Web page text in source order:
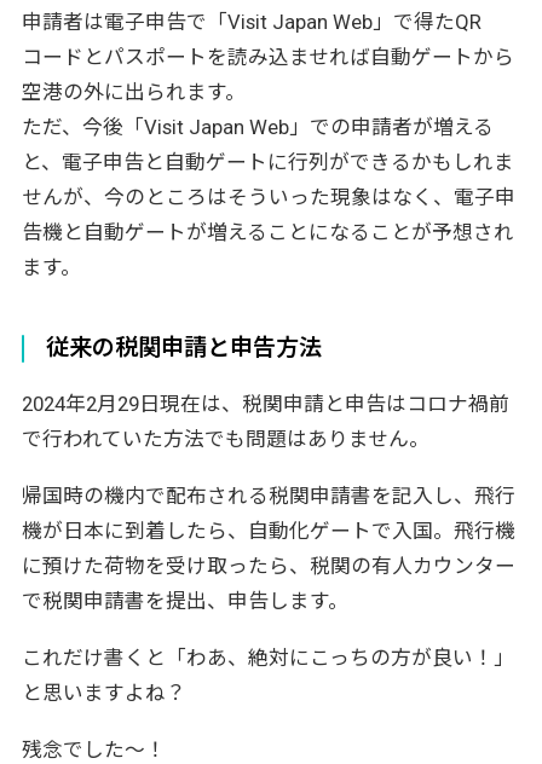
申請者は電子申告で「Visit Japan Web」で得たQR
コードとパスポートを読み込ませれば自動ゲートから
空港の外に出られます。
ただ、今後「Visit Japan Web」での申請者が増える
と、電子申告と自動ゲートに行列ができるかもしれま
せんが、今のところはそういった現象はなく、電子申
告機と自動ゲートが増えることになることが予想され
ます。
従来の税関申請と申告方法
2024年2月29日現在は、税関申請と申告はコロナ禍前
で行われていた方法でも問題はありません。
帰国時の機内で配布される税関申請書を記入し、飛行
機が日本に到着したら、自動化ゲートで入国。飛行機
に預けた荷物を受け取ったら、税関の有人カウンター
で税関申請書を提出、申告します。
これだけ書くと「わあ、絶対にこっちの方が良い！」
と思いますよね？
残念でした～！